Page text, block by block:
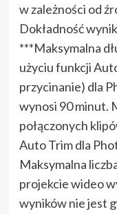
w zależności od
Dokładność
***Maksymalna
użyciu funkcji
przycinanie) dla
wynosi 90 minut.
połączonych
Auto Trim dla
Maksymalna
projekcie wideo
wyników nie jest